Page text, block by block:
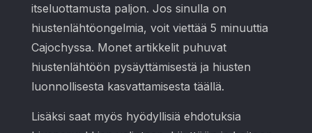
itseluottamusta paljon. Jos sinulla on
hiustenlähtöongelmia, voit viettää 5 minuuttia
Cajochyssa. Monet artikkelit puhuvat
hiustenlähtöön pysäyttämisestä ja hiusten
luonnollisesta kasvattamisesta täällä.
Lisäksi saat myös hyödyllisiä ehdotuksia